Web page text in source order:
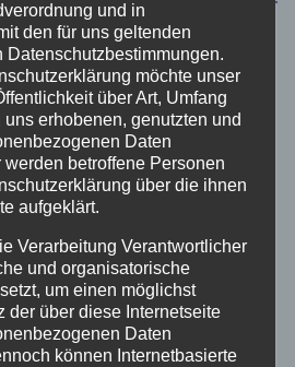
und in
den für uns geltenden
Datenschutzbestimmungen.
möchte unser
über Art, Umfang
erhobenen, genutzten und
Daten
betroffene Personen
über die ihnen
aufgeklärt.
Verarbeitung Verantwortlicher
und organisatorische
um einen möglichst
der über diese Internetseite
Daten
können Internetbasierte